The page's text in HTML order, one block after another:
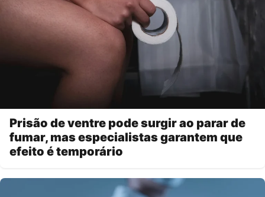
Prisão de ventre pode surgir ao parar de
fumar, mas especialistas garantem que
efeito é temporário